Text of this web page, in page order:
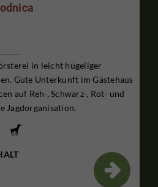
in leicht hügeliger
Gute Unterkunft im Gästehaus
auf Reh-, Schwarz-, Rot- und
Jagdorganisation.
